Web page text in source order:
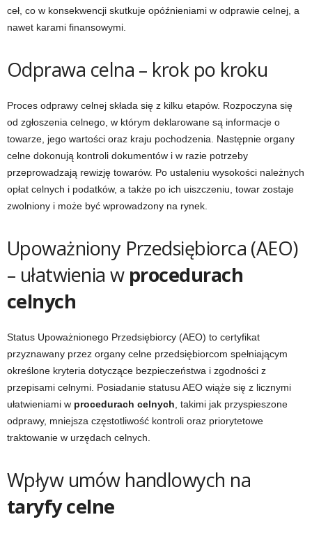
ceł, co w konsekwencji skutkuje opóźnieniami w odprawie celnej, a
nawet karami finansowymi.
Odprawa celna – krok po kroku
Proces odprawy celnej składa się z kilku etapów. Rozpoczyna się
od zgłoszenia celnego, w którym deklarowane są informacje o
towarze, jego wartości oraz kraju pochodzenia. Następnie organy
celne dokonują kontroli dokumentów i w razie potrzeby
przeprowadzają rewizję towarów. Po ustaleniu wysokości należnych
opłat celnych i podatków, a także po ich uiszczeniu, towar zostaje
zwolniony i może być wprowadzony na rynek.
Upoważniony Przedsiębiorca (AEO)
– ułatwienia w procedurach
celnych
Status Upoważnionego Przedsiębiorcy (AEO) to certyfikat
przyznawany przez organy celne przedsiębiorcom spełniającym
określone kryteria dotyczące bezpieczeństwa i zgodności z
przepisami celnymi. Posiadanie statusu AEO wiąże się z licznymi
ułatwieniami w procedurach celnych , takimi jak przyspieszone
odprawy, mniejsza częstotliwość kontroli oraz priorytetowe
traktowanie w urzędach celnych.
Wpływ umów handlowych na
taryfy celne